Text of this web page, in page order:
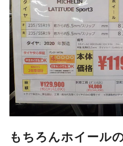
もちろんホイール